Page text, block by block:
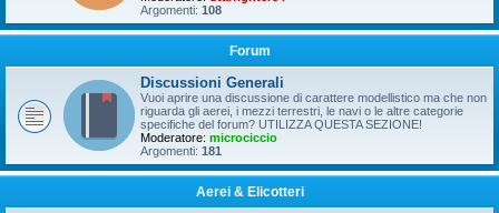
Argomenti: 108
Forum
Discussioni Generali
Vuoi aprire una discussione di carattere modellistico ma che non
riguarda gli aerei, i mezzi terrestri, le navi o le altre categorie
specifiche del forum? UTILIZZA QUESTA SEZIONE!
Moderatore: microciccio
Argomenti: 181
Aerei & Elicotteri